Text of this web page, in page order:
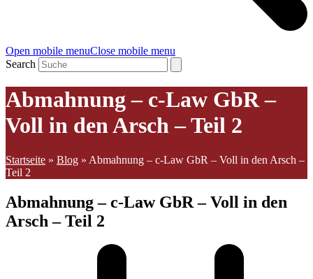
Open mobile menuClose mobile menu
Search
Abmahnung – c-Law GbR –
Voll in den Arsch – Teil 2
Startseite » Blog » Abmahnung – c-Law GbR – Voll in den Arsch –
Teil 2
Abmahnung – c-Law GbR – Voll in den
Arsch – Teil 2